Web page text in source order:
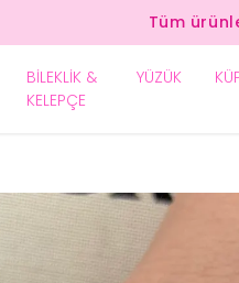
Tüm
BİLEKLİK &
KELEPÇE
YÜZÜK